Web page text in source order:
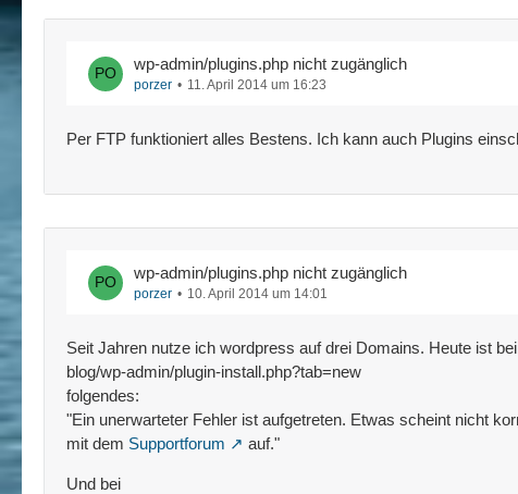
wp-admin/plugins.php nicht zugänglich
porzer 11. April 2014 um 16:23
Per FTP funktioniert alles Bestens. Ich kann auch Plugins
wp-admin/plugins.php nicht zugänglich
porzer 10. April 2014 um 14:01
Seit Jahren nutze ich wordpress auf drei Domains. Heute ist
blog/wp-admin/plugin-install.php?tab=new
folgendes:
"Ein unerwarteter Fehler ist aufgetreten. Etwas scheint nicht
mit dem Supportforum auf."
Und bei